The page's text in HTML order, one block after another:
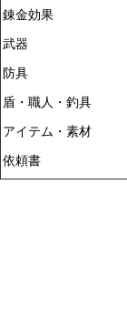
錬金効果
武器
防具
盾・職人・釣具
アイテム・素材
依頼書